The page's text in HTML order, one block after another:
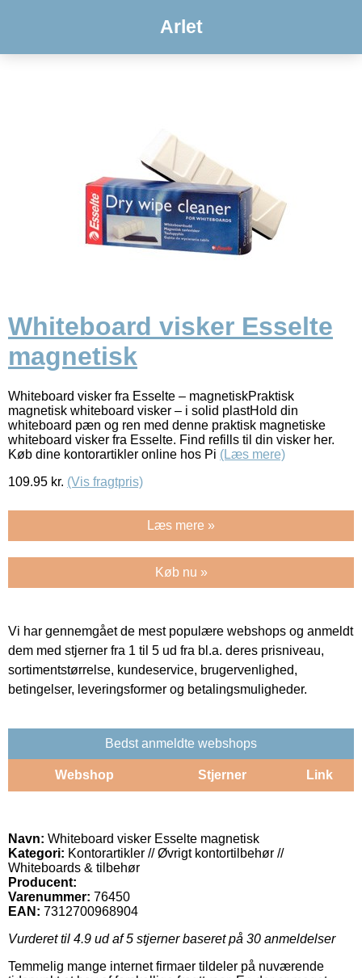
Arlet
Whiteboard visker Esselte
magnetisk
Whiteboard visker fra Esselte – magnetiskPraktisk
magnetisk whiteboard visker – i solid plastHold din
whiteboard pæn og ren med denne praktisk magnetiske
whiteboard visker fra Esselte. Find refills til din visker her.
Køb dine kontorartikler online hos Pi (Læs mere)
109.95 kr. (Vis fragtpris)
Læs mere »
Køb nu »
Vi har gennemgået de mest populære webshops og anmeldt
dem med stjerner fra 1 til 5 ud fra bl.a. deres prisniveau,
sortimentstørrelse, kundeservice, brugervenlighed,
betingelser, leveringsformer og betalingsmuligheder.
Bedst anmeldte webshops
Webshop Stjerner Link
Navn: Whiteboard visker Esselte magnetisk
Kategori: Kontorartikler // Øvrigt kontortilbehør //
Whiteboards & tilbehør
Producent:
Varenummer: 76450
EAN: 7312700968904
Vurderet til 4.9 ud af 5 stjerner baseret på 30 anmeldelser
Temmelig mange internet firmaer tildeler på nuværende